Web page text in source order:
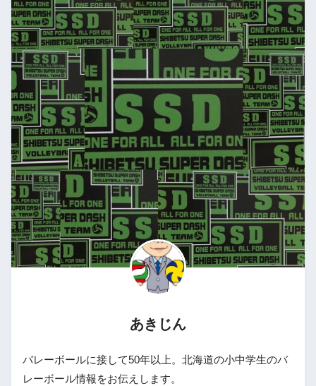
あきじん
バレーボールに接して50年以上。北海道の小中学生のバ
レーボール情報をお伝えします。